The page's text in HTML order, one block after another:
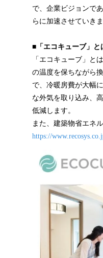
で、企業ビジョンで
らに加速させていきま
■「エコキューブ」と
「エコキューブ」と
の温度を保ちながら
で、冷暖房費が大幅
な外気を取り込み、
低減します。
また、建築物省エネ
https://